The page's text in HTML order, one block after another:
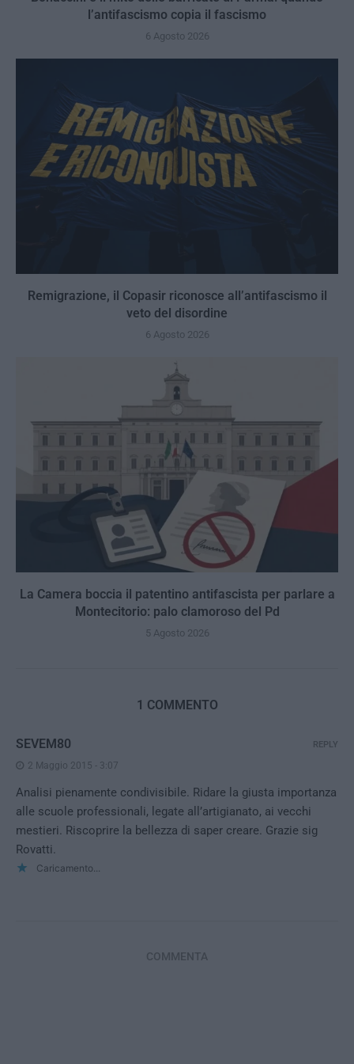
l’antifascismo copia il fascismo
6 Agosto 2026
Remigrazione, il Copasir riconosce all’antifascismo il
veto del disordine
6 Agosto 2026
La Camera boccia il patentino antifascista per parlare a
Montecitorio: palo clamoroso del Pd
5 Agosto 2026
1 COMMENTO
SEVEM80
2 Maggio 2015 - 3:07
Analisi pienamente condivisibile. Ridare la giusta importanza
alle scuole professionali, legate all’artigianato, ai vecchi
mestieri. Riscoprire la bellezza di saper creare. Grazie sig
Rovatti.
Caricamento...
REPLY
COMMENTA